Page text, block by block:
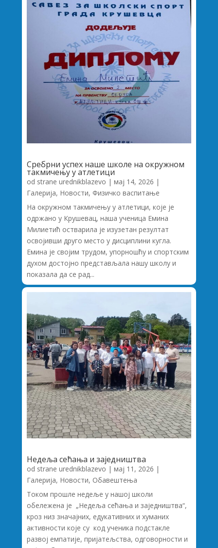
Сребрни успех наше школе на окружном
такмичењу у атлетици
od strane urednikblazevo | мај 14, 2026 |
Галерија, Новости, Физичко васпитање
На окружном такмичењу у атлетици, које је
одржано у Крушевац, наша ученица Емина
Милиетић остварила је изузетан резултат
освојивши друго место у дисциплини кугла.
Емина је својим трудом, упорношћу и спортским
духом достојно представљала нашу школу и
показала да се рад...
Недеља сећања и заједништва
od strane urednikblazevo | мај 11, 2026 |
Галерија, Новости, Обавештења
Током прошле недеље у нашој школи
обележена је „Недеља сећања и заједништва“,
кроз низ значајних, едукативних и хуманих
активности које су код ученика подстакле
развој емпатије, пријатељства, одговорности и